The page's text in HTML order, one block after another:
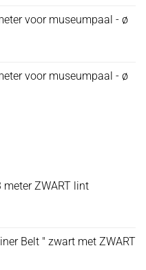
voor museumpaal - ø
voor museumpaal - ø
ZWART lint
Belt " zwart met ZWART